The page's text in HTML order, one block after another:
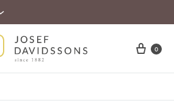
Cart
0